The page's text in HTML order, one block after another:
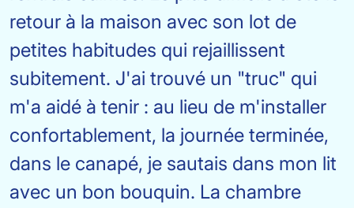
retour à la maison avec son lot de
petites habitudes qui rejaillissent
subitement. J'ai trouvé un "truc" qui
m'a aidé à tenir : au lieu de m'installer
confortablement, la journée terminée,
dans le canapé, je sautais dans mon lit
avec un bon bouquin. La chambre